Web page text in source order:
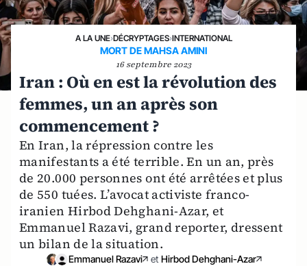
A LA UNE›DÉCRYPTAGES›INTERNATIONAL
MORT DE MAHSA AMINI
16 septembre 2023
Iran : Où en est la révolution des
femmes, un an après son
commencement ?
En Iran, la répression contre les
manifestants a été terrible. En un an, près
de 20.000 personnes ont été arrêtées et plus
de 550 tuées. L’avocat activiste franco-
iranien Hirbod Dehghani-Azar, et
Emmanuel Razavi, grand reporter, dressent
un bilan de la situation.
Emmanuel Razavi et Hirbod Dehghani-Azar